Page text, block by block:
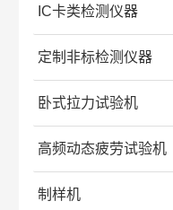
IC卡类检测仪器
定制非标检测仪器
卧式拉力试验机
高频动态疲劳试验机
制样机